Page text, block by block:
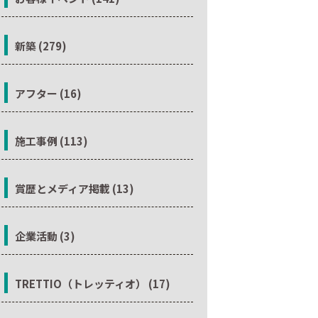
新築 (279)
アフター (16)
施工事例 (113)
賞歴とメディア掲載 (13)
企業活動 (3)
TRETTIO（トレッティオ） (17)